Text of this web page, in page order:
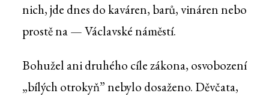
nich, jde dnes do kaváren, barů, vináren nebo
prostě na — Václavské náměstí.
Bohužel ani druhého cíle zákona, osvobození
„bílých otrokyň” nebylo dosaženo. Děvčata,